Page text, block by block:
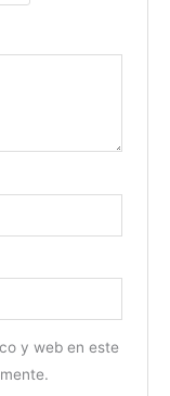
y web en este